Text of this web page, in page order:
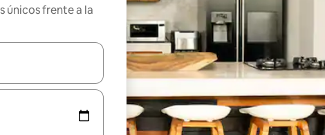
únicos frente a la
podrás navegar usando las teclas de las flechas hacia arriba